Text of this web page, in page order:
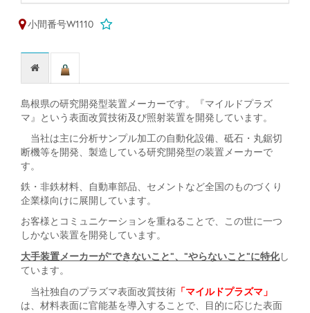
小間番号W1110
島根県の研究開発型装置メーカーです。『マイルドプラズ
マ』という表面改質技術及び照射装置を開発しています。
当社は主に分析サンプル加工の自動化設備、砥石・丸鋸切
断機等を開発、製造している研究開発型の装置メーカーで
す。
鉄・非鉄材料、自動車部品、セメントなど全国のものづくり
企業様向けに展開しています。
お客様とコミュニケーションを重ねることで、この世に一つ
しかない装置を開発しています。
大手装置メーカーが”できないこと”、”やらないこと”に特化し
ています。
当社独自のプラズマ表面改質技術 「マイルドプラズマ」
は、材料表面に官能基を導入することで、目的に応じた表面